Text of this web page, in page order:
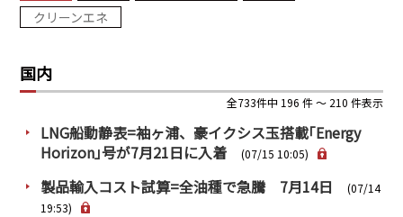
メソドロジー
コンサルティング
PRA原則
Q & A
クリーンエネ
国内
全733件中 196 件 ～ 210 件表示
LNG船動静表=袖ヶ浦、豪イクシス玉搭載｢Energy
Horizon｣号が7月21日に入着
(07/15 10:05)
製品輸入コスト試算=全油種で急騰 7月14日
(07/14
19:53)